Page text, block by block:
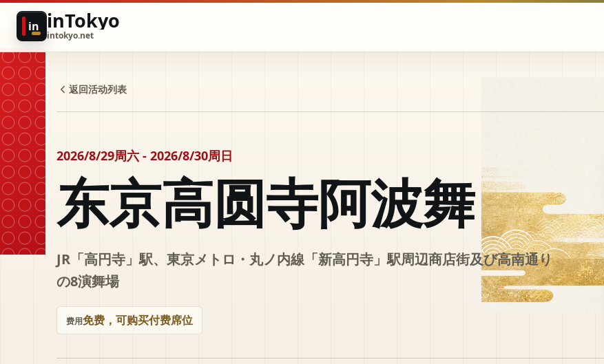
in inTokyo
intokyo.net
返回活动列表
2026/8/29周六 - 2026/8/30周日
东京高圆寺阿波舞
JR「高円寺」駅、東京メトロ・丸ノ内線「新高円寺」駅周辺商店街及び高南通り
の8演舞場
费用免费，可购买付费席位